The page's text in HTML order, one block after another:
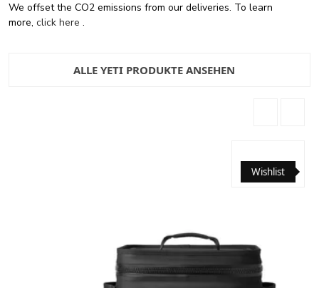
We offset the CO2 emissions from our deliveries. To learn
more, click here .
ALLE YETI PRODUKTE ANSEHEN
Wishlist